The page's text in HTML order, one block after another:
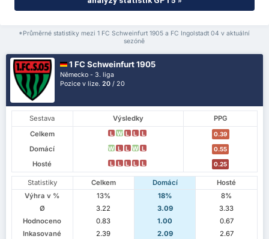
*Průměrné statistiky mezi 1 FC Schweinfurt 1905 a FC Ingolstadt 04 v aktuální
sezóně
1 FC Schweinfurt 1905
Německo - 3. liga
Pozice v lize.20 / 20
Sestava Výsledky
PPG
Celkem
L W L L L 0.39
Domácí W L L W L 0.55
Hosté L L L L L 0.25
Statistiky Celkem Domácí
Hosté
Výhra v %
13% 18%
8%
Ø
3.22 3.09
3.33
Hodnoceno
0.83 1.00
0.67
Inkasované
2.39 2.09
2.67